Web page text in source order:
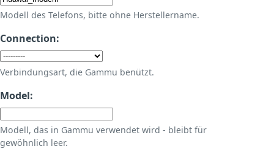
Modell des Telefons, bitte ohne Herstellername.
Connection:
Verbindungsart, die Gammu benützt.
Model:
Modell, das in Gammu verwendet wird - bleibt für
gewöhnlich leer.